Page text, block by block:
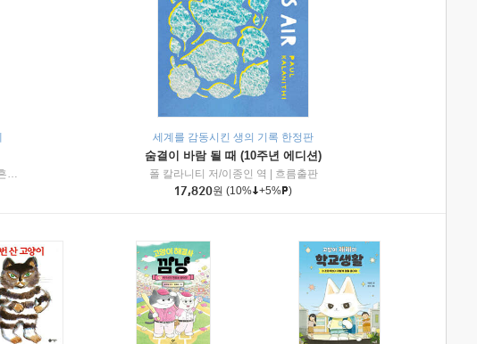
흔한남매 원저/이종혁 글/도니패밀리 그림/흔한컴퍼니 감수
미래엔아이세움
세계를 감동시킨 생의 기록 한정판
숨결이 바람 될 때 (10주년 에디션)
폴 칼라니티 저/이종인 역
흐름출판
17,820원 (10% +5% )